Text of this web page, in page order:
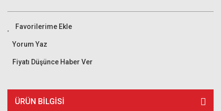
Yorum Yaz
Fiyatı Düşünce Haber Ver
ÜRÜN BILGISI